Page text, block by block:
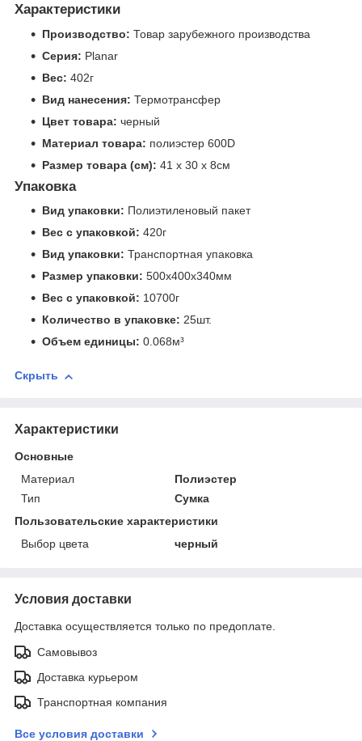
Характеристики
Производство: Товар зарубежного производства
Серия: Planar
Вес: 402г
Вид нанесения: Термотрансфер
Цвет товара: черный
Материал товара: полиэстер 600D
Размер товара (см): 41 х 30 х 8см
Упаковка
Вид упаковки: Полиэтиленовый пакет
Вес с упаковкой: 420г
Вид упаковки: Транспортная упаковка
Размер упаковки: 500x400x340мм
Вес с упаковкой: 10700г
Количество в упаковке: 25шт.
Объем единицы: 0.068м³
Скрыть
Характеристики
Основные
Материал
Полиэстер
Тип
Сумка
Пользовательские характеристики
Выбор цвета
черный
Условия доставки
Доставка осуществляется только по предоплате.
Самовывоз
Доставка курьером
Транспортная компания
Все условия доставки